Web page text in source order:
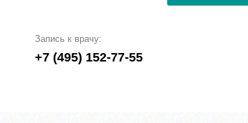
Запись к врачу:
+7 (495) 152-77-55